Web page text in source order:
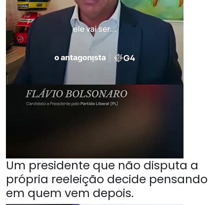
Um presidente que não disputa a
própria reeleição decide pensando
em quem vem depois.